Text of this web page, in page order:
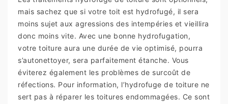
mais sachez que si votre toit est hydrofugé, il sera
moins sujet aux agressions des intempéries et vieillira
donc moins vite. Avec une bonne hydrofugation,
votre toiture aura une durée de vie optimisé, pourra
s’autonettoyer, sera parfaitement étanche. Vous
éviterez également les problèmes de surcoût de
réfections. Pour information, l’hydrofuge de toiture ne
sert pas à réparer les toitures endommagées. Ce sont